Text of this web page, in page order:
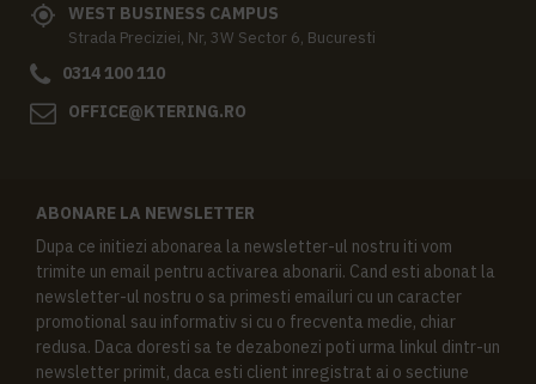
WEST BUSINESS CAMPUS
Strada Preciziei, Nr, 3W Sector 6, Bucuresti
0314 100 110
OFFICE@KTERING.RO
ABONARE LA NEWSLETTER
Dupa ce initiezi abonarea la newsletter-ul nostru iti vom
trimite un email pentru activarea abonarii. Cand esti abonat la
newsletter-ul nostru o sa primesti emailuri cu un caracter
promotional sau informativ si cu o frecventa medie, chiar
redusa. Daca doresti sa te dezabonezi poti urma linkul dintr-un
newsletter primit, daca esti client inregistrat ai o sectiune